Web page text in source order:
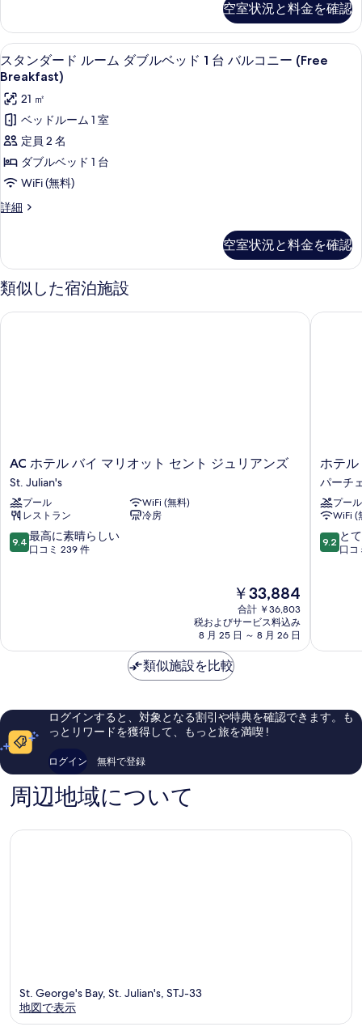
表
示
す
る
(Free
Breakfast
and
Pool
Access)
の
す
べ
て
写
を
表
示
す
き
(Free
Breakfast
and
Pool
Access)
の
詳
細
の
す
べ
て
の
写
真
を
表
示
with
Sofabed
(Free
Breakfast
Pool
Access)
の
詳
細
空室状況と料金を確認
ス
タ
ン
ダ
ー
ド
ル
ー
ブ
ル
ッ
ニ
ー
(Free
Breakfast)
の
写
表
示
す
ミニバー、セーフティボックス (室
13
スタンダード ルーム ダブルベッド 1 台 バルコニー (Free
Breakfast)
21 ㎡
ベッドルーム 1 室
定員 2 名
ダブルベッド 1 台
WiFi (無料)
詳細
ス
ー
ド
ル
ム
ル
コ
ー
Breakfast)
の
空室状況と料金を確認
類似した宿泊施設
AC
ホ
テ
ル
バ
イ
マ
ト
ア
ズ
St.
AC ホテル バイ マリオット セント ジュリアンズ
St. Julian's
プール
WiFi (無料)
レストラン
冷房
10
段
素
い、
コ
ミ
件
の
コ
9.4 最高に素晴らしい
口コミ 239 件
現
在
の
料
金
は
￥33,884
￥33,884
合計 ￥36,803
税およびサービス料込み
8 月 25 日 ～ 8 月 26 日
AC ホテル バイ マリオット セント ジュリアンズ
ホ
テ
ル
ヴ
ァ
レ
ン
チ
ル
ホテ
パーチ
プール
WiFi (
10
段
素
い、
口
9.2 と
口コ
ホテル
類似施設を比較
ログインすると、対象となる割引や特典を確認できます。も
っとリワードを獲得して、もっと旅を満喫 !
ログイン 無料で登録
周辺地域について
St. George's Bay, St. Julian's, STJ-33
地図で表示